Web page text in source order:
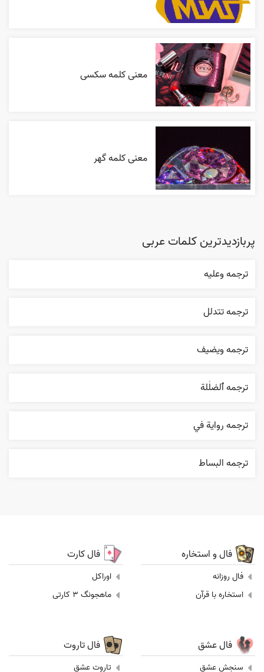
معنی کلمه سکسی
معنی کلمه گهر
پربازدیدترین کلمات عربی
ترجمه وعليه
ترجمه تتدلل
ترجمه ويضيف
ترجمه ٱلضلٰلة
ترجمه روایة في
ترجمه البساط
فال و استخاره
فال روزانه
استخاره با قرآن
فال کارت
اوراکل
ماهجونگ 3 کارتی
فال عشق
سنجش عشق
فال تاروت
تاروت عشق